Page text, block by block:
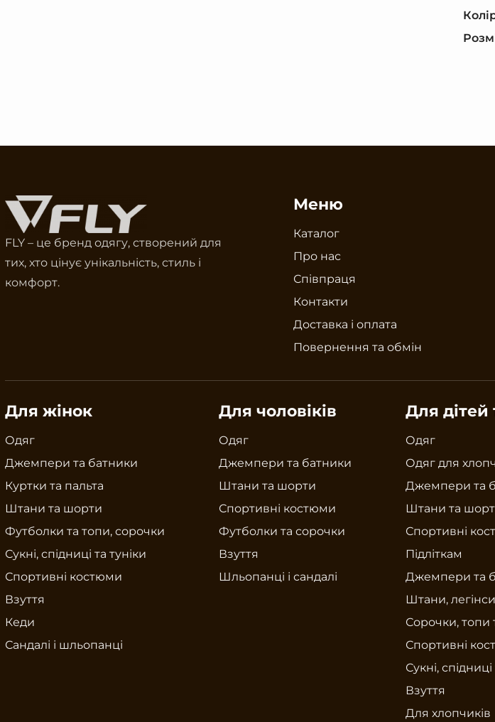
FLY – це бренд одягу, створений для
тих, хто цінує унікальність, стиль і
комфорт.
Меню
Каталог
Про нас
Співпраця
Контакти
Доставка і оплата
Повернення та обмін
Для жінок
Одяг
Джемпери та батники
Куртки та пальта
Штани та шорти
Футболки та топи, сорочки
Сукні, спідниці та туніки
Спортивні костюми
Взуття
Кеди
Сандалі і шльопанці
Для чоловіків
Одяг
Джемпери та батники
Штани та шорти
Спортивні костюми
Футболки та сорочки
Взуття
Шльопанці і сандалі
Для дітей
Одяг
Одяг для
Джемпери та
Штани та
Спортивні
Підліткам
Джемпери та
Штани,
Сорочки, топи
Спортивні
Сукні, спідниці
Взуття
Для хлопчиків